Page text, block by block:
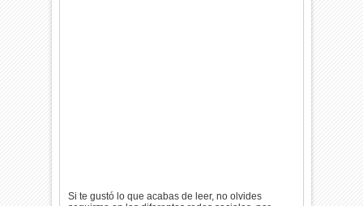
Si te gustó lo que acabas de leer, no olvides